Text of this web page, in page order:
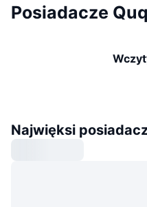
Posiadacze Quq
Najwięksi